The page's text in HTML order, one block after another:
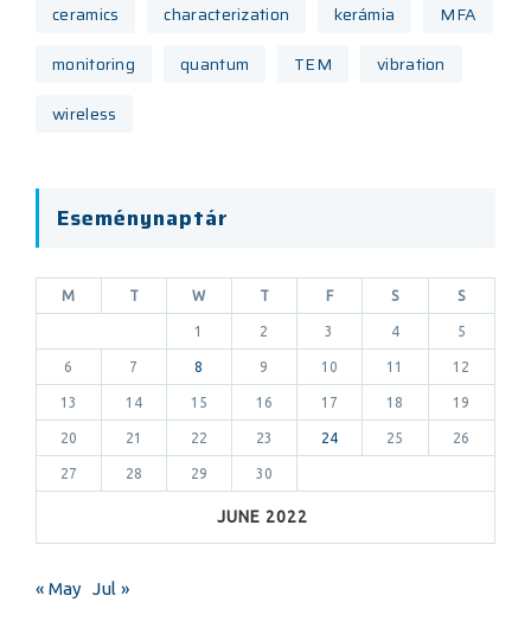
ceramics
characterization kerámia
MFA
monitoring
quantum TEM
vibration
wireless
Eseménynaptár
JUNE 2022
M T W T F S S
1 2 3 4 5
6 7 8 9 10 11 12
13 14 15 16 17 18 19
20 21 22 23 24 25 26
27 28 29 30
« May Jul »